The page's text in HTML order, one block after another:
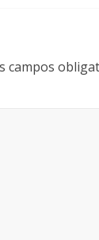
campos